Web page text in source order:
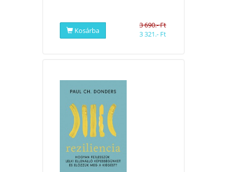
Kosárba
3 690.- Ft
3 321.- Ft